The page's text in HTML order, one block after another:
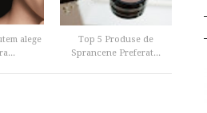
alege
Top 5 Produse de
Sprancene Preferat...